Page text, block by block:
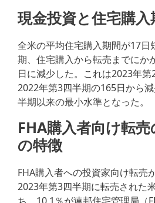
現金投資と住宅購
全米の平均住宅購入期間が17日
期、住宅購入から転売までにか
日に減少した。これは2023年第
2022年第3四半期の165日から
半期以来の最小水準となった。
FHA購入者向け転
の特徴
FHA購入者への投資家向け転売
2023年第3四半期に転売された